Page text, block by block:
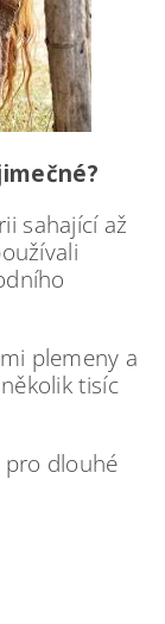
sahající až
plemeny a
tisíc
pro dlouhé